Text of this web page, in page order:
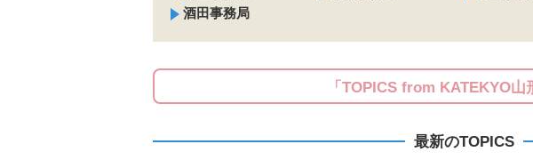
酒田事務局
「TOPICS from KATEKYO山
最新のTOPICS